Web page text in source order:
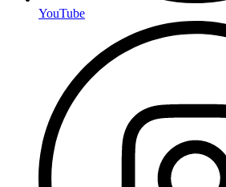
YouTube